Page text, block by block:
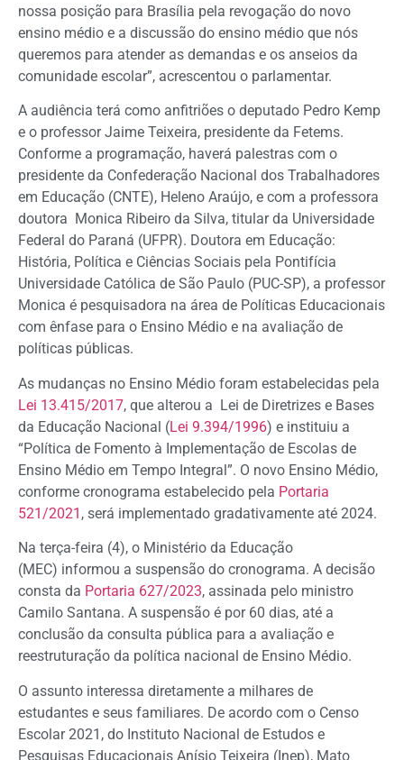
nossa posição para Brasília pela revogação do novo
ensino médio e a discussão do ensino médio que nós
queremos para atender as demandas e os anseios da
comunidade escolar”, acrescentou o parlamentar.
A audiência terá como anfitriões o deputado Pedro Kemp
e o professor Jaime Teixeira, presidente da Fetems.
Conforme a programação, haverá palestras com o
presidente da Confederação Nacional dos Trabalhadores
em Educação (CNTE), Heleno Araújo, e com a professora
doutora Monica Ribeiro da Silva, titular da Universidade
Federal do Paraná (UFPR). Doutora em Educação:
História, Política e Ciências Sociais pela Pontifícia
Universidade Católica de São Paulo (PUC-SP), a professor
Monica é pesquisadora na área de Políticas Educacionais
com ênfase para o Ensino Médio e na avaliação de
políticas públicas.
As mudanças no Ensino Médio foram estabelecidas pela
Lei 13.415/2017, que alterou a Lei de Diretrizes e Bases
da Educação Nacional (Lei 9.394/1996) e instituiu a
“Política de Fomento à Implementação de Escolas de
Ensino Médio em Tempo Integral”. O novo Ensino Médio,
conforme cronograma estabelecido pela Portaria
521/2021 , será implementado gradativamente até 2024.
Na terça-feira (4), o Ministério da Educação
(MEC) informou a suspensão do cronograma. A decisão
consta da Portaria 627/2023, assinada pelo ministro
Camilo Santana. A suspensão é por 60 dias, até a
conclusão da consulta pública para a avaliação e
reestruturação da política nacional de Ensino Médio.
O assunto interessa diretamente a milhares de
estudantes e seus familiares. De acordo com o Censo
Escolar 2021, do Instituto Nacional de Estudos e
Pesquisas Educacionais Anísio Teixeira (Inep), Mato